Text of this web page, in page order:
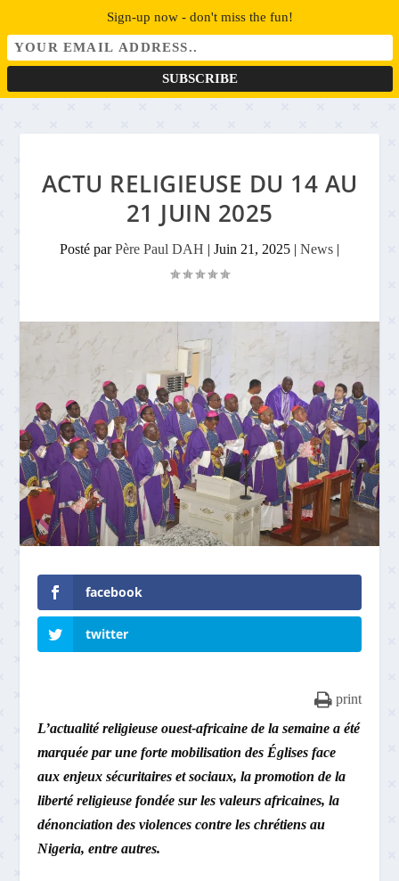
ACTU RELIGIEUSE DU 14 AU
21 JUIN 2025
Posté parPère Paul DAH | Juin 21, 2025 | News |
facebook
twitter
print
L’actualité religieuse ouest-africaine de la semaine a été
marquée par une forte mobilisation des Églises face
aux enjeux sécuritaires et sociaux, la promotion de la
liberté religieuse fondée sur les valeurs africaines, la
dénonciation des violences contre les chrétiens au
Nigeria, entre autres.
Sign-up now - don't miss the fun!